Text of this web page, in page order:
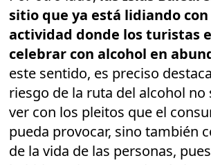
sitio que ya está lidiando
actividad donde los turistas
celebrar con alcohol en
este sentido, es preciso
riesgo de la ruta del alcohol no
ver con los pleitos que el
pueda provocar, sino también
de la vida de las personas,